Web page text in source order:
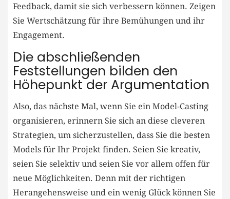
Feedback, damit sie sich verbessern können. Zeigen⁢
Sie Wertschätzung für ihre Bemühungen⁣ und‍ ihr
Engagement.
Die abschließenden
Feststellungen ‍bilden den
Höhepunkt der Argumentation
Also, das⁤ nächste Mal, wenn Sie ein Model-Casting
organisieren, erinnern Sie sich ‍an diese cleveren
Strategien, um sicherzustellen,⁤ dass Sie die besten
Models für ‌Ihr Projekt finden.⁢ Seien ​Sie kreativ,
seien Sie selektiv ​und seien Sie vor allem⁢ offen ⁤für
⁤neue ⁣Möglichkeiten. Denn ‌mit der richtigen ​
Herangehensweise und ein wenig‌ Glück ​können Sie​